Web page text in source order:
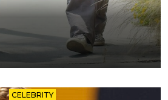
CELEBRITY